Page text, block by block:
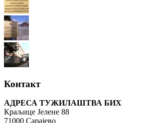
Контакт
АДРЕСА ТУЖИЛАШТВА БИХ
Краљице Јелене 88
71000 Сарајево